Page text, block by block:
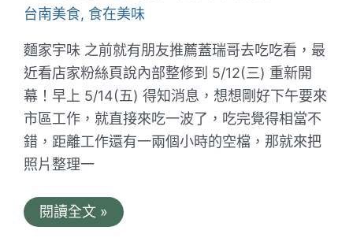
台南美食, 食在美味
麵家宇味 之前就有朋友推薦蓋瑞哥去吃吃看，最
近看店家粉絲頁說內部整修到 5/12(三) 重新開
幕！早上 5/14(五) 得知消息，想想剛好下午要來
市區工作，就直接來吃一波了，吃完覺得相當不
錯，距離工作還有一兩個小時的空檔，那就來把
照片整理一
麵
家
閱讀全文 »